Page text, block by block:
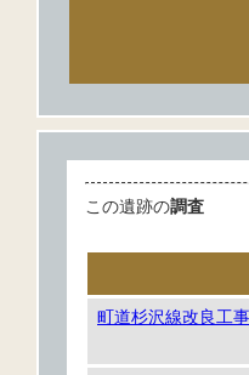
この遺跡の調査
町道杉沢線改良工